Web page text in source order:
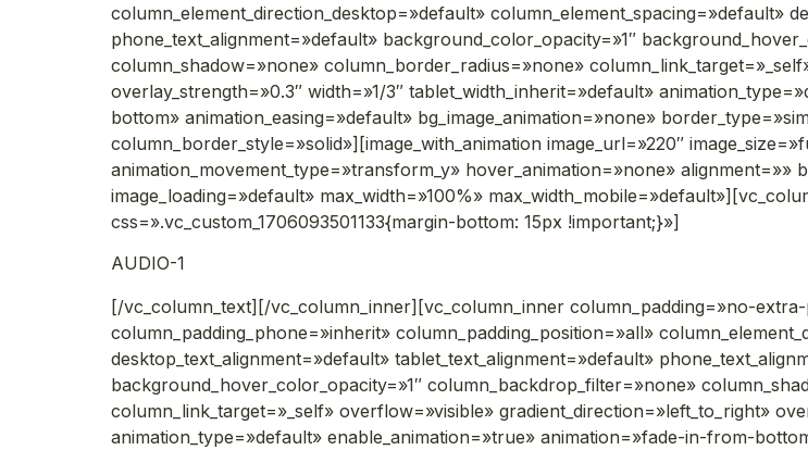
column_element_direction_desktop=»default» column_element_spacing=»default»
phone_text_alignment=»default» background_color_opacity=»1″
column_shadow=»none» column_border_radius=»none»
overlay_strength=»0.3″ width=»1/3″ tablet_width_inherit=»default»
bottom» animation_easing=»default» bg_image_animation=»none»
column_border_style=»solid»][image_with_animation image_url=»220″
animation_movement_type=»transform_y» hover_animation=»none» alignment=»»
image_loading=»default» max_width=»100%»
css=».vc_custom_1706093501133{margin-bottom: 15px !important;}»]
AUDIO-1
[/vc_column_text][/vc_column_inner][vc_column_inner column_padding=»no-
column_padding_phone=»inherit» column_padding_position=»all»
desktop_text_alignment=»default» tablet_text_alignment=»default»
background_hover_color_opacity=»1″ column_backdrop_filter=»none»
column_link_target=»_self» overflow=»visible» gradient_direction=»left_to_right»
animation_type=»default» enable_animation=»true» animation=»fade-in-from-